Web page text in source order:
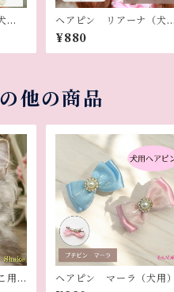
ヘアピン リアーナ（犬
用）
¥880
他の商品
用
ヘアピン マーラ（犬用）